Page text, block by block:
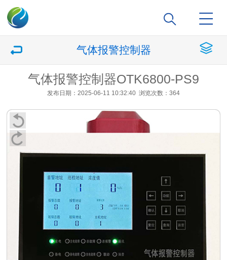
气体报警控制器
气体报警控制器OTK6800-PS9
发布日期：2025-06-11 10:32:40 浏览次数：364